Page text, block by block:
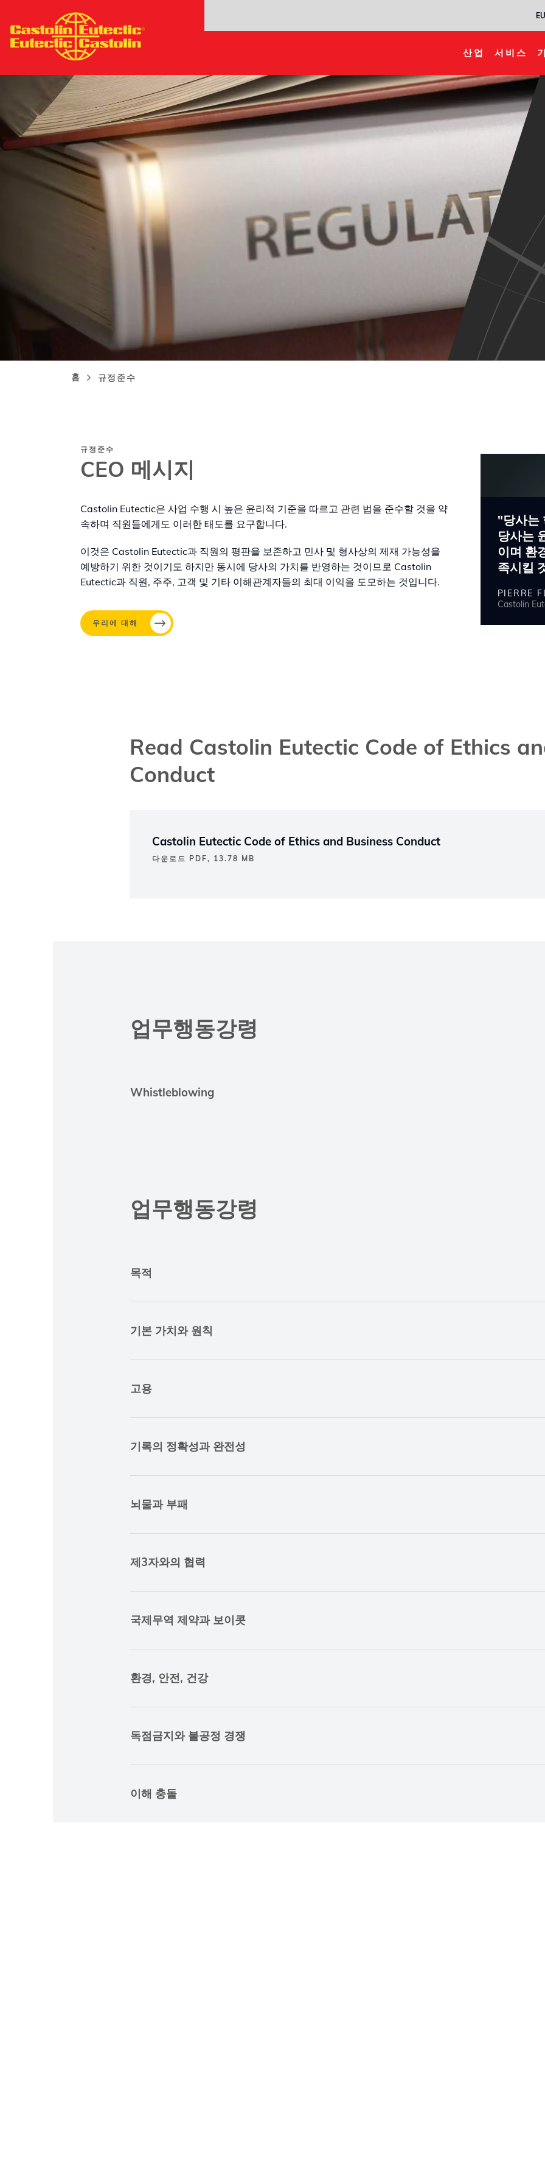
츠
너
뛰
산업 서비스
로
홈 규정준수
규정준수
CEO 메시지
Castolin Eutectic은 사업 수행 시 높은 윤리적 기준을 따르고 관련 법을 준수할 것을 약
속하며 직원들에게도 이러한 태도를 요구합니다.
이것은 Castolin Eutectic과 직원의 평판을 보존하고 민사 및 형사상의 제재 가능성을
예방하기 위한 것이기도 하지만 동시에 당사의 가치를 반영하는 것이므로 Castolin
Eutectic과 직원, 주주, 고객 및 기타 이해관계자들의 최대 이익을 도모하는 것입니다.
우리에 대해
"당사는
당사는
이며 환
족시킬
PIERRE
Castolin
Read Castolin Eutectic Code of Ethics
Conduct
Castolin Eutectic Code of Ethics and Business Conduct
다운로드 PDF, 13.78 MB
업무행동강령
Whistleblowing
업무행동강령
목적
기본 가치와 원칙
고용
기록의 정확성과 완전성
뇌물과 부패
제3자와의 협력
국제무역 제약과 보이콧
환경, 안전, 건강
독점금지와 불공정 경쟁
이해 충돌